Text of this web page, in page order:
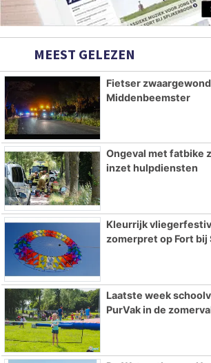
MEEST GELEZEN
Fietser
Middenbeemster
Ongeval met fatbike
inzet hulpdiensten
Kleurrijk
zomerpret op Fort bij
Laatste week
PurVak in de